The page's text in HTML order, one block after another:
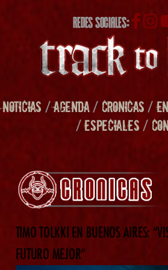
REDES SOCIALES:
NOTICIAS /AGENDA/ CRONICAS/
/ESPECIALES/
TIMO TOLKKI EN BUENOS AIRES:
FUTURO MEJOR”